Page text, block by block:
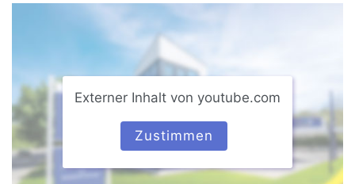
Externer Inhalt von youtube.com
Zustimmen